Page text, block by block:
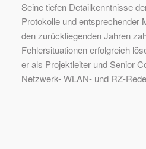
Seine tiefen Detailkenntnisse
Protokolle und entsprechender
den zurückliegenden Jahren
Fehlersituationen erfolgreich
er als Projektleiter und Senior
Netzwerk- WLAN- und RZ-